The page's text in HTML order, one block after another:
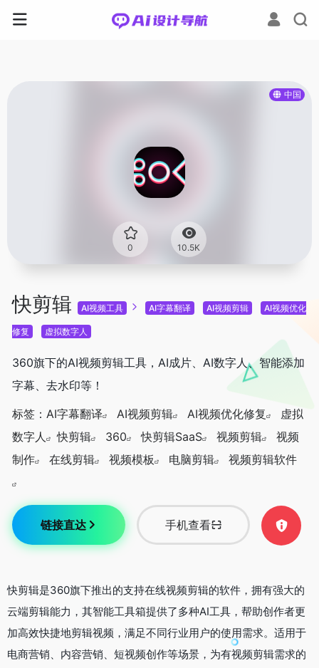
中国
0 10.5K
快剪辑 AI视频工具 AI字幕翻译 AI视频剪辑 AI视频优化
修复 虚拟数字人
360旗下的AI视频剪辑工具，AI成片、AI数字人、智能添加
字幕、去水印等！
标签： AI字幕翻译 AI视频剪辑 AI视频优化修复
虚拟
数字人
快剪辑 360 快剪辑SaaS 视频剪辑
视频
制作
在线剪辑 视频模板 电脑剪辑 视频剪辑软件
链接直达 手机查看
快剪辑是360旗下推出的支持在线视频剪辑的软件，拥有强大的
云端剪辑能力，其智能工具箱提供了多种AI工具，帮助创作者更
加高效快捷地剪辑视频，满足不同行业用户的使用需求。适用于
电商营销、内容营销、短视频创作等场景，为有视频剪辑需求的